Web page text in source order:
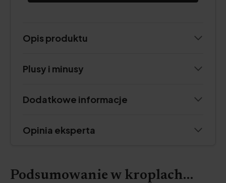
Opis produktu
Plusy i minusy
Dodatkowe informacje
Opinia eksperta
Podsumowanie w kroplach…